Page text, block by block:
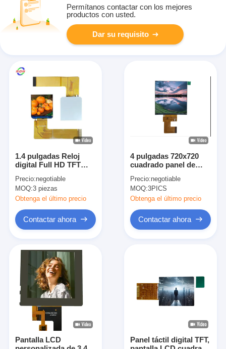
Permítanos contactar con los mejores
productos con usted.
Dar su requisito
1.4 pulgadas Reloj
digital Full HD TFT
240x240 St7789
Precio:negotiable
MOQ:3 piezas
Obtenga el último precio
Contactar ahora
4 pulgadas 720x720
cuadrado panel de
módulo MIPI Interfaz
ST7703-V1-G5-D
Precio:negotiable
MOQ:3PICS
Obtenga el último precio
Contactar ahora
Pantalla LCD
Panel táctil digital TFT,